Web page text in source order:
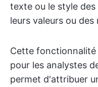
texte ou le style
leurs valeurs ou
Cette
pour les analystes
permet d'attribuer